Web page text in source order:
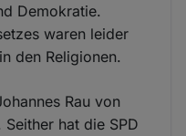
Demokratie.
waren leider
den Religionen.
Rau von
hat die SPD